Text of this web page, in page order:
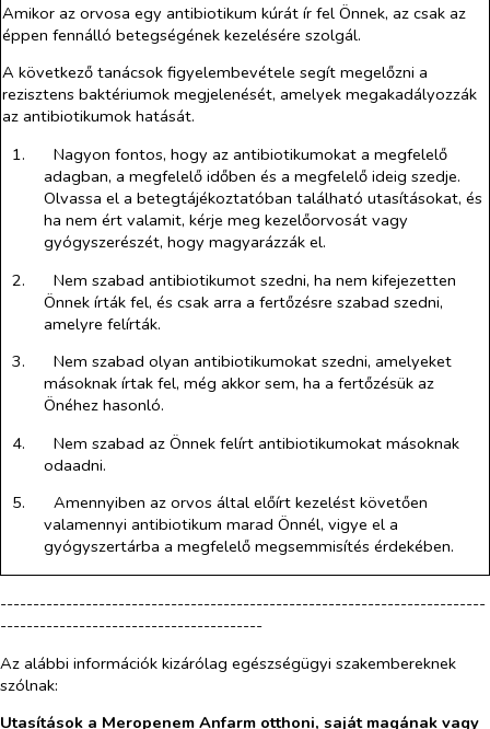
Amikor az orvosa egy antibiotikum kúrát ír fel Önnek, az csak az
éppen fennálló betegségének kezelésére szolgál.
A következő tanácsok figyelembevétele segít megelőzni a
rezisztens baktériumok megjelenését, amelyek megakadályozzák
az antibiotikumok hatását.
1.​
Nagyon fontos, hogy az antibiotikumokat a megfelelő
adagban, a megfelelő időben és a megfelelő ideig szedje.
Olvassa el a betegtájékoztatóban található utasításokat, és
ha nem ért valamit, kérje meg kezelőorvosát vagy
gyógyszerészét, hogy magyarázzák el.
2.​
Nem szabad antibiotikumot szedni, ha nem kifejezetten
Önnek írták fel, és csak arra a fertőzésre szabad szedni,
amelyre felírták.
3.​
Nem szabad olyan antibiotikumokat szedni, amelyeket
másoknak írtak fel, még akkor sem, ha a fertőzésük az
Önéhez hasonló.
4.​
Nem szabad az Önnek felírt antibiotikumokat másoknak
odaadni.
5.​
Amennyiben az orvos által előírt kezelést követően
valamennyi antibiotikum marad Önnél, vigye el a
gyógyszertárba a megfelelő megsemmisítés érdekében.
--------------------------------------------------------------------------
----------------------------------------
Az alábbi információk kizárólag egészségügyi szakembereknek
szólnak:
Utasítások a Meropenem Anfarm otthoni, saját magának vagy